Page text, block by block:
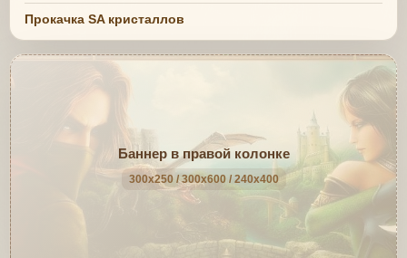
Прокачка SA кристаллов
Баннер в правой колонке
300x250 / 300x600 / 240x400